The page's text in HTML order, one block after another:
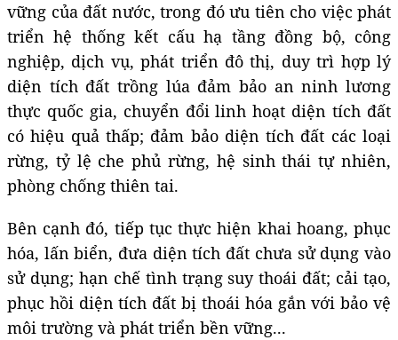
vững của đất nước, trong đó ưu tiên cho việc phát
triển hệ thống kết cấu hạ tầng đồng bộ, công
nghiệp, dịch vụ, phát triển đô thị, duy trì hợp lý
diện tích đất trồng lúa đảm bảo an ninh lương
thực quốc gia, chuyển đổi linh hoạt diện tích đất
có hiệu quả thấp; đảm bảo diện tích đất các loại
rừng, tỷ lệ che phủ rừng, hệ sinh thái tự nhiên,
phòng chống thiên tai.
Bên cạnh đó, tiếp tục thực hiện khai hoang, phục
hóa, lấn biển, đưa diện tích đất chưa sử dụng vào
sử dụng; hạn chế tình trạng suy thoái đất; cải tạo,
phục hồi diện tích đất bị thoái hóa gắn với bảo vệ
môi trường và phát triển bền vững...